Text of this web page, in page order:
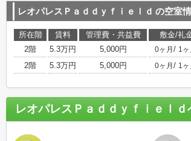
レオパレスＰａｄｄｙｆｉｅｌｄ の空室
所在階 賃料 管理費・共益費 敷金/礼
2階
5.3万円 5,000円 0ヶ月 / 1ヶ
2階
5.3万円 5,000円 0ヶ月 / 1ヶ
レオパレスＰａｄｄｙｆｉｅｌｄ